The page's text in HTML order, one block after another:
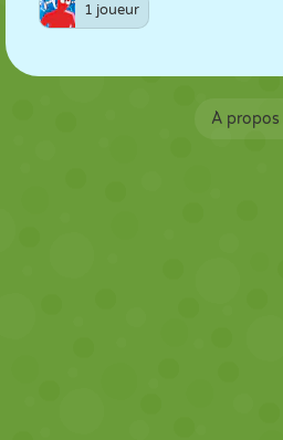
1 joueur
À propos